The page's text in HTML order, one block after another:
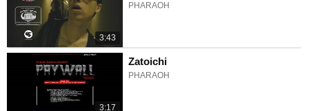
3:43
PHARAOH
3:17
Zatoichi
PHARAOH